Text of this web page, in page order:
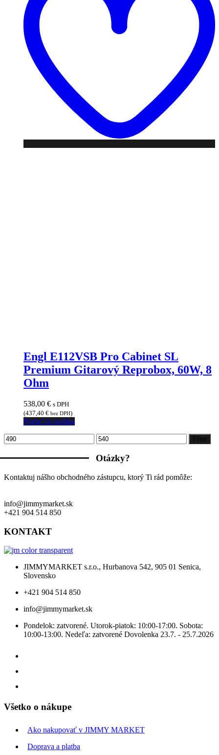
Engl E112VSB Pro Cabinet SL
Premium Gitarový Reprobox, 60W, 8
Ohm
538,00 € s DPH
(437,40 € bez DPH)
Pridať do košíka
Minimálna
cena
Maximálna
cena
Filter
Otázky?
Kontaktuj nášho obchodného zástupcu, ktorý Ti rád pomôže:
info@jimmymarket.sk
+421 904 514 850
KONTAKT
JIMMYMARKET s.r.o., Hurbanova 542, 905 01 Senica,
Slovensko
+421 904 514 850
info@jimmymarket.sk
Pondelok: zatvorené. Utorok-piatok: 10:00-17:00. Sobota:
10:00-13:00. Nedeľa: zatvorené Dovolenka 23.7. - 25.7.2026
Všetko o nákupe
Ako nakupovať v JIMMY MARKET
Doprava a platba